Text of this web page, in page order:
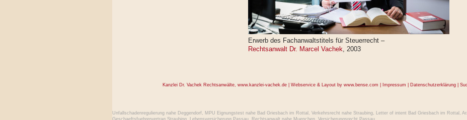
Erwerb des Fachanwaltstitels für Steuerrecht –
Rechtsanwalt Dr. Marcel Vachek, 2003
Kanzlei Dr. Vachek Rechtsanwälte, www.kanzlei-vachek.de| Webservice & Layout by www.bense.com Impressum Datenschutzerklärung|
Unfallschadenregulierung nahe Deggendorf, MPU Eignungstest nahe Bad Griesbach im Rottal , Verkehrsrecht nahe Straubing, Letter of intent Bad Griesbach im Rottal ,